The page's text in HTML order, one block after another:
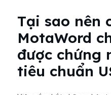
Tại sao nên
MotaWord
được chứng
tiêu chuẩn